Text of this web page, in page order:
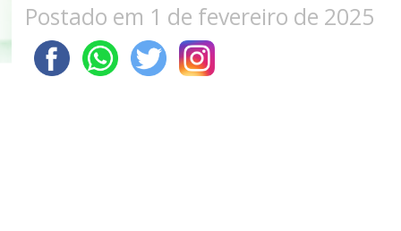
Postado em 1 de fevereiro de 2025